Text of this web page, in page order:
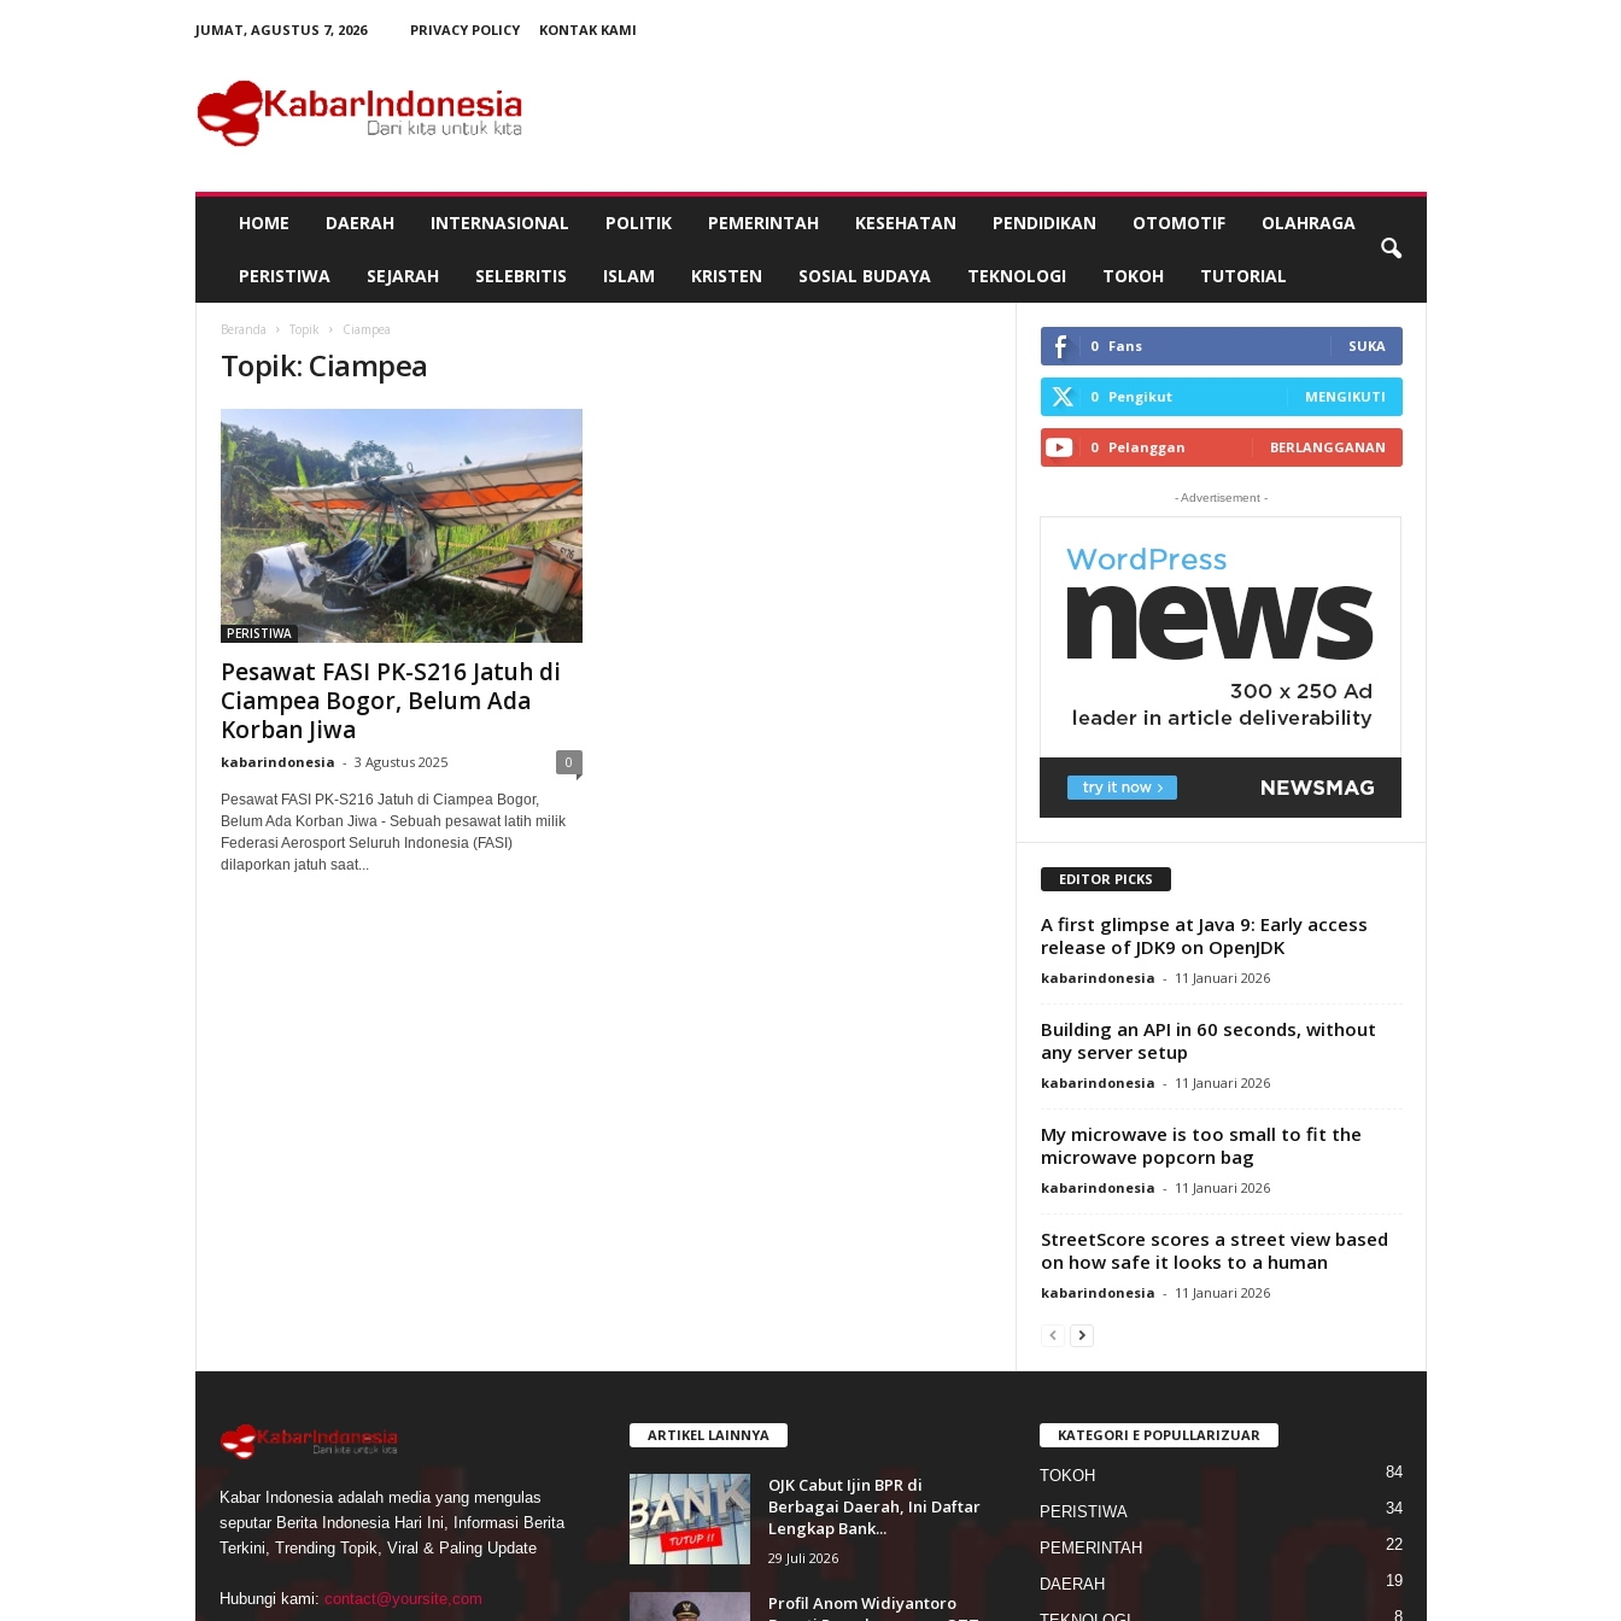
JUMAT, AGUSTUS 7, 2026 PRIVACY POLICY
KONTAK KAMI
b
HOME DAERAH INTERNASIONAL POLITIK PEMERINTAH KESEHATAN PENDIDIKAN OTOMOTIF OLAHRAGA
PERISTIWA SEJARAH SELEBRITIS ISLAM KRISTEN SOSIAL BUDAYA TEKNOLOGI TOKOH TUTORIAL
Beranda Topik Ciampea
Topik: Ciampea
PERISTIWA
Pesawat FASI PK-S216 Jatuh di
Ciampea Bogor, Belum Ada
Korban Jiwa
kabarindonesia - 3 Agustus 2025 0
Pesawat FASI PK-S216 Jatuh di Ciampea Bogor,
Belum Ada Korban Jiwa - Sebuah pesawat latih milik
Federasi Aerosport Seluruh Indonesia (FASI)
dilaporkan jatuh saat...
0 Fans SUKA
0 Pengikut MENGIKUTI
0 Pelanggan BERLANGGANAN
- Advertisement -
EDITOR PICKS
A first glimpse at Java 9: Early access
release of JDK9 on OpenJDK
kabarindonesia - 11 Januari 2026
Building an API in 60 seconds, without
any server setup
kabarindonesia - 11 Januari 2026
My microwave is too small to fit the
microwave popcorn bag
kabarindonesia - 11 Januari 2026
StreetScore scores a street view based
on how safe it looks to a human
kabarindonesia - 11 Januari 2026
Kabar Indonesia adalah media yang mengulas
seputar Berita Indonesia Hari Ini, Informasi Berita
Terkini, Trending Topik, Viral & Paling Update
Hubungi kami: contact@yoursite,com
ARTIKEL LAINNYA
OJK Cabut Ijin BPR di
Berbagai Daerah, Ini Daftar
Lengkap Bank...
29 Juli 2026
Profil Anom Widiyantoro
KATEGORI E POPULLARIZUAR
TOKOH 84
PERISTIWA 34
PEMERINTAH 22
DAERAH 19
8